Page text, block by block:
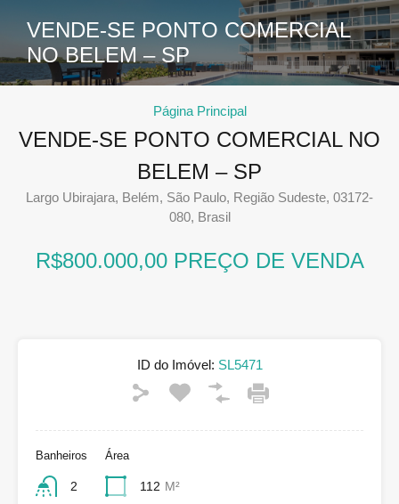
VENDE-SE PONTO COMERCIAL
NO BELEM – SP
Página Principal
VENDE-SE PONTO COMERCIAL NO
BELEM – SP
Largo Ubirajara, Belém, São Paulo, Região Sudeste, 03172-
080, Brasil
R$800.000,00 PREÇO DE VENDA
ID do Imóvel: SL5471
Banheiros
2
Área
112 M²